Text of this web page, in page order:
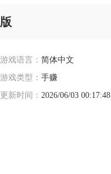
游戏语言： 简体中文
游戏类型： 手赚
更新时间： 2026/06/03 00:17:48